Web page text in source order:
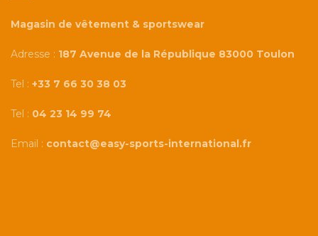
Magasin de vêtement & sportswear
Adresse : 187 Avenue de la République 83000 Toulon
Tel : +33 7 66 30 38 03
Tel : 04 23 14 99 74
Email : contact@easy-sports-international.fr